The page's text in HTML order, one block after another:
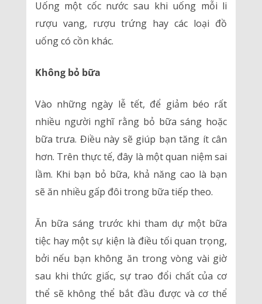
Uống một cốc nước sau khi uống mỗi li
rượu vang, rượu trứng hay các loại đồ
uống có cồn khác.
Không bỏ bữa
Vào những ngày lễ tết, để giảm béo rất
nhiều người nghĩ rằng bỏ bữa sáng hoặc
bữa trưa. Điều này sẽ giúp bạn tăng ít cân
hơn. Trên thực tế, đây là một quan niệm sai
lầm. Khi bạn bỏ bữa, khả năng cao là bạn
sẽ ăn nhiều gấp đôi trong bữa tiếp theo.
Ăn bữa sáng trước khi tham dự một bữa
tiệc hay một sự kiện là điều tối quan trọng,
bởi nếu bạn không ăn trong vòng vài giờ
sau khi thức giấc, sự trao đổi chất của cơ
thể sẽ không thể bắt đầu được và cơ thể